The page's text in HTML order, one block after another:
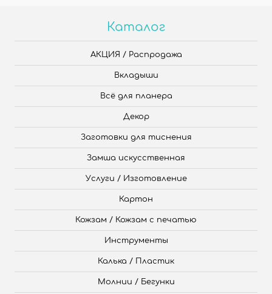
Каталог
АКЦИЯ / Распродажа
Вкладыши
Всё для планера
Декор
Заготовки для тиснения
Замша искусственная
Услуги / Изготовление
Картон
Кожзам / Кожзам с печатью
Инструменты
Калька / Пластик
Молнии / Бегунки